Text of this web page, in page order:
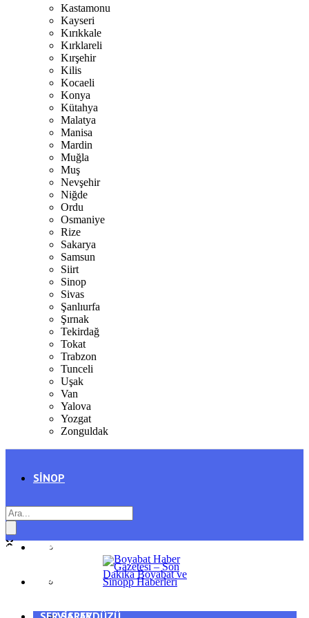
Kastamonu
Kayseri
Kırıkkale
Kırklareli
Kırşehir
Kilis
Kocaeli
Konya
Kütahya
Malatya
Manisa
Mardin
Muğla
Muş
Nevşehir
Niğde
Ordu
Osmaniye
Rize
Sakarya
Samsun
Siirt
Sinop
Sivas
Şanlıurfa
Şırnak
Tekirdağ
Tokat
Trabzon
Tunceli
Uşak
Van
Yalova
Yozgat
Zonguldak
SINOP
AYANCIK
GENEL
SPOR